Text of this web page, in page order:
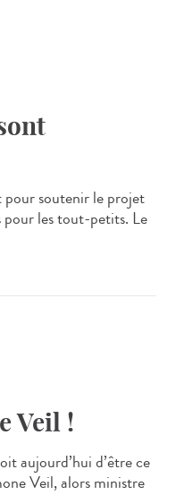
pour soutenir le projet
pour les tout-petits. Le
Veil !
aujourd’hui d’être ce
Veil, alors ministre